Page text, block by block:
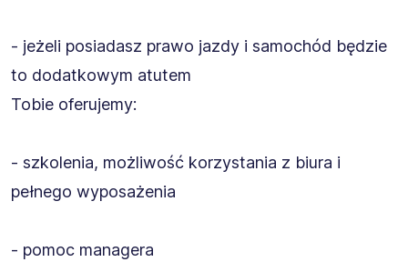
- jeżeli posiadasz prawo jazdy i samochód będzie
to dodatkowym atutem
Tobie oferujemy:
- szkolenia, możliwość korzystania z biura i
pełnego wyposażenia
- pomoc managera